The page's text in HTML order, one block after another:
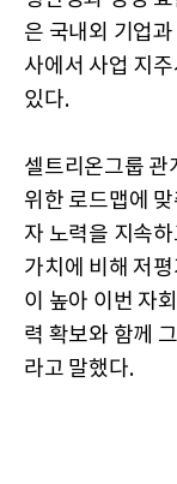
은 국내외 기업
사에서 사업 지
있다.
셀트리온그룹 관
위한 로드맵에
자 노력을 지속
가치에 비해 저
이 높아 이번 자
력 확보와 함께
라고 말했다.